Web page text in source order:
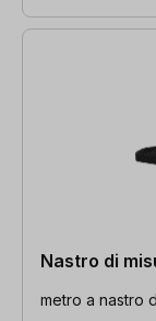
Nastro di
metro a nastro